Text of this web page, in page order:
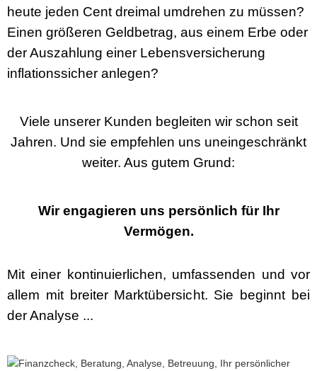
heute jeden Cent dreimal umdrehen zu müssen?
Einen größeren Geldbetrag, aus einem Erbe oder
der Auszahlung einer Lebensversicherung
inflationssicher anlegen?
Viele unserer Kunden begleiten wir schon seit
Jahren. Und sie empfehlen uns uneingeschränkt
weiter. Aus gutem Grund:
Wir engagieren uns persönlich für Ihr
Vermögen.
Mit einer kontinuierlichen, umfassenden und vor
allem mit breiter Marktübersicht. Sie beginnt bei
der Analyse ...